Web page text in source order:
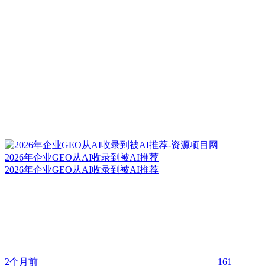
2026年企业GEO从AI收录到被AI推荐
2026年企业GEO从AI收录到被AI推荐
2个月前 161